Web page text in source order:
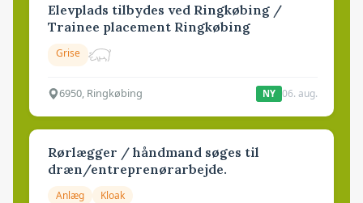
Elevplads tilbydes ved Ringkøbing /
Trainee placement Ringkøbing
Grise
6950, Ringkøbing NY 06. aug.
Rørlægger / håndmand søges til
dræn/entreprenørarbejde.
Anlæg Kloak